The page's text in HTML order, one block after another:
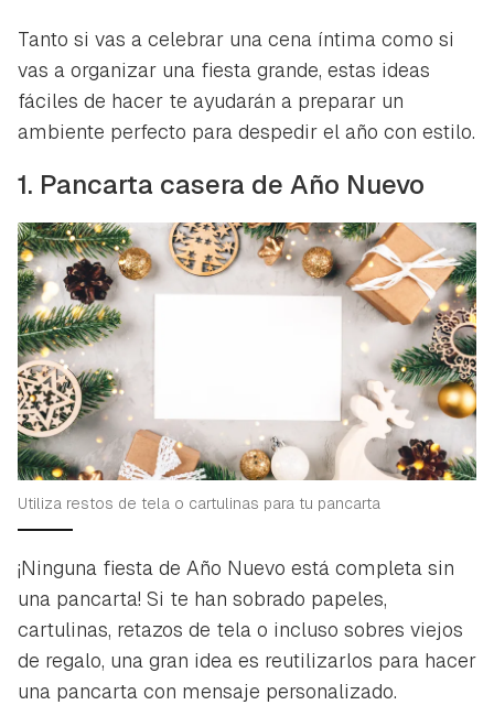
Tanto si vas a celebrar una cena íntima como si
vas a organizar una fiesta grande, estas ideas
fáciles de hacer te ayudarán a preparar un
ambiente perfecto para despedir el año con estilo.
1. Pancarta casera de Año Nuevo
Utiliza restos de tela o cartulinas para tu pancarta
¡Ninguna fiesta de Año Nuevo está completa sin
una pancarta! Si te han sobrado papeles,
cartulinas, retazos de tela o incluso sobres viejos
de regalo, una gran idea es reutilizarlos para hacer
una pancarta con mensaje personalizado.